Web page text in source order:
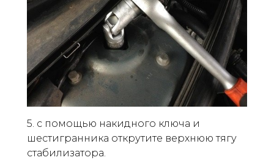
5. с помощью накидного ключа и
шестигранника открутите верхнюю тягу
стабилизатора.